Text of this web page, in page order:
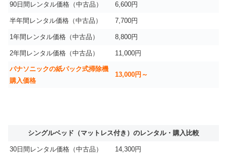
90日間レンタル価格（中古品） 6,600円
半年間レンタル価格（中古品） 7,700円
1年間レンタル価格（中古品） 8,800円
2年間レンタル価格（中古品） 11,000円
パナソニックの紙パック式掃除機
購入価格
13,000円～
シングルベッド（マットレス付き）のレンタル・購入比較
30日間レンタル価格（中古品） 14,300円